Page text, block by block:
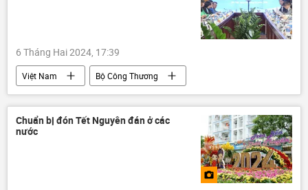
6 Tháng Hai 2024, 17:39
Việt Nam
Bộ Công Thương
Bộ Ngoại giao Việt Nam
Bộ Giao thông Vận tải
biển Đỏ
Kinh doanh
Kinh tế
nhập khẩu
Chuẩn bị đón Tết Nguyên đán ở các
nước